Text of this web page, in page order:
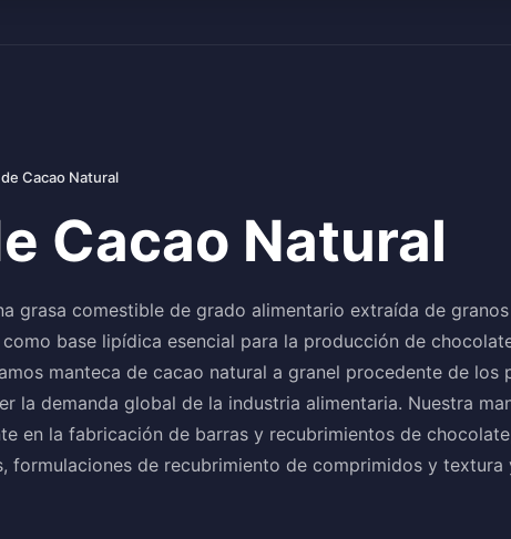
Cacao Natural
Cacao Natural
grasa comestible de grado alimentario extraída de
base lipídica esencial para la producción de
manteca de cacao natural a granel procedente de los
la demanda global de la industria alimentaria. Nuestra
en la fabricación de barras y recubrimientos de
formulaciones de recubrimiento de comprimidos y textura